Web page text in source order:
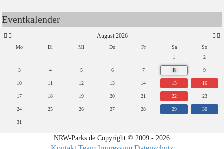
Eventkalender
August 2026
Mo Di Mi Do Fr Sa
So
1
2
3 4 5 6 7 8 9
10 11 12 13 14 15 16
17 18 19 20 21 22 23
24 25 26 27 28 29 30
31
NRW-Parks.de Copyright © 2009 - 2026